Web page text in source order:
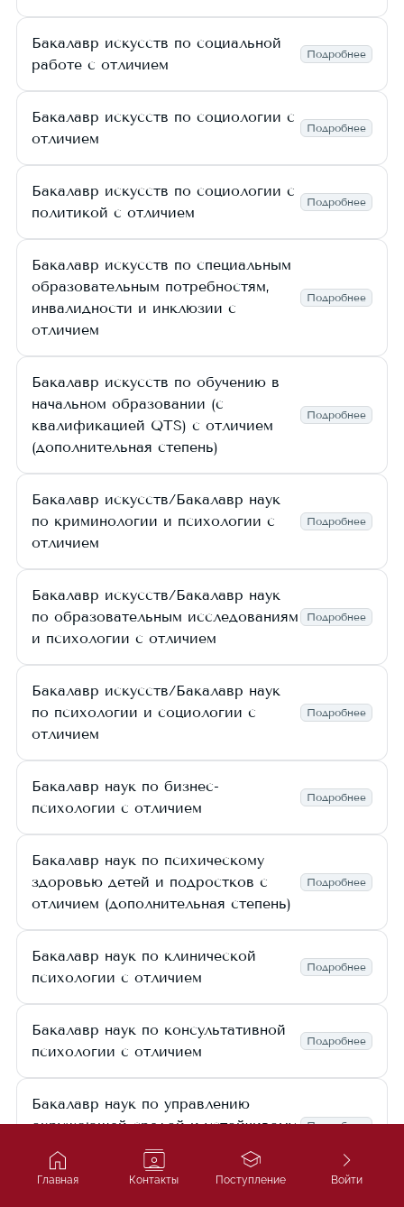
Главная Контакты Поступление Войти
Бакалавр искусств по социальной
работе с отличием
Подробнее
Бакалавр искусств по социологии с
отличием
Подробнее
Бакалавр искусств по социологии с
политикой с отличием
Подробнее
Бакалавр искусств по специальным
образовательным потребностям,
инвалидности и инклюзии с
отличием
Подробнее
Бакалавр искусств по обучению в
начальном образовании (с
квалификацией QTS) с отличием
(дополнительная степень)
Подробнее
Бакалавр искусств/Бакалавр наук
по криминологии и психологии с
отличием
Подробнее
Бакалавр искусств/Бакалавр наук
по образовательным исследованиям
и психологии с отличием
Подробнее
Бакалавр искусств/Бакалавр наук
по психологии и социологии с
отличием
Подробнее
Бакалавр наук по бизнес-
психологии с отличием
Подробнее
Бакалавр наук по психическому
здоровью детей и подростков с
отличием (дополнительная степень)
Подробнее
Бакалавр наук по клинической
психологии с отличием
Подробнее
Бакалавр наук по консультативной
психологии с отличием
Подробнее
Бакалавр наук по управлению
окружающей средой и устойчивому
развитию с отличием
Подробнее